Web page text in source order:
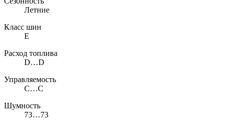
Летние
Класс шин
E
Расход топлива
D…D
Управляемость
C…C
Шумность
73…73